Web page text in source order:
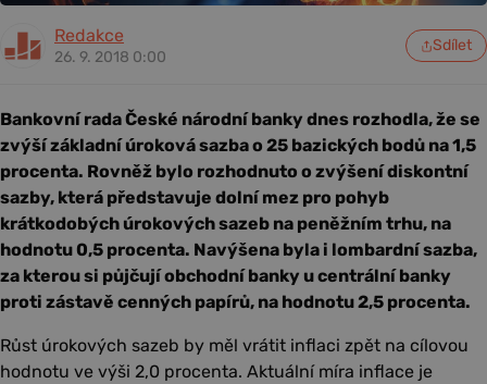
Redakce
26. 9. 2018 0:00
Sdílet
Bankovní rada České národní banky dnes rozhodla, že se
zvýší základní úroková sazba o 25 bazických bodů na 1,5
procenta. Rovněž bylo rozhodnuto o zvýšení diskontní
sazby, která představuje dolní mez pro pohyb
krátkodobých úrokových sazeb na peněžním trhu, na
hodnotu 0,5 procenta. Navýšena byla i lombardní sazba,
za kterou si půjčují obchodní banky u centrální banky
proti zástavě cenných papírů, na hodnotu 2,5 procenta.
Růst úrokových sazeb by měl vrátit inflaci zpět na cílovou
hodnotu ve výši 2,0 procenta. Aktuální míra inflace je